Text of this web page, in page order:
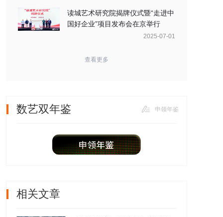
读城艺术研究院揭牌仪式暨“走进中
国好企业”项目发布会在京举行
2025-07-01
查看更多
数艺双年鉴 申领年鉴
相关文章